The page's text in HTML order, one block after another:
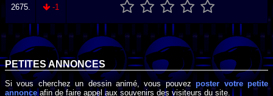
2675. -1
PETITES ANNONCES
Si vous cherchez un dessin animé, vous pouvezposter votre petite
annonceafin de faire appel aux souvenirs des visiteurs du site.